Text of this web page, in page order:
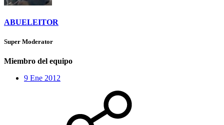
ABUELEITOR
Super Moderator
Miembro del equipo
9 Ene 2012